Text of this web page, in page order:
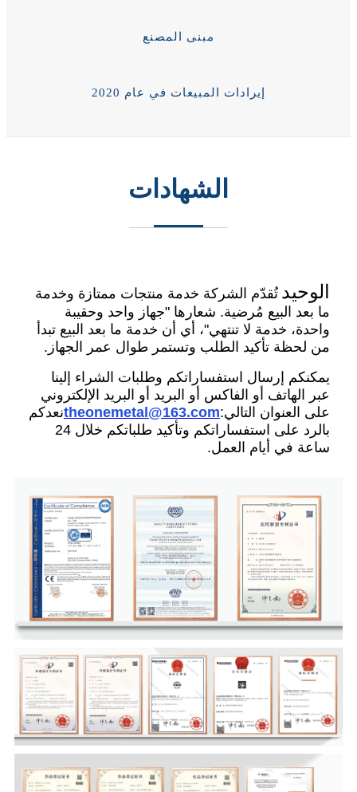
مبنى المصنع
إيرادات المبيعات في عام 2020
الشهادات
الوحيد تُقدّم الشركة خدمة منتجات ممتازة وخدمة
ما بعد البيع مُرضية. شعارها "جهاز واحد وحقيبة
واحدة، خدمة لا تنتهي"، أي أن خدمة ما بعد البيع تبدأ
من لحظة تأكيد الطلب وتستمر طوال عمر الجهاز.
يمكنكم إرسال استفساراتكم وطلبات الشراء إلينا
عبر الهاتف أو الفاكس أو البريد أو البريد الإلكتروني
على العنوان التالي:theonemetal@163.comنعدكم
بالرد على استفساراتكم وتأكيد طلباتكم خلال 24
ساعة في أيام العمل.